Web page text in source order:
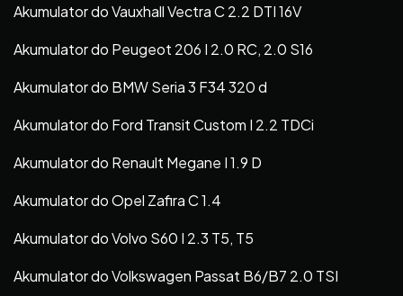
Akumulator do Vauxhall Vectra C 2.2 DTI 16V
Akumulator do Peugeot 206 I 2.0 RC, 2.0 S16
Akumulator do BMW Seria 3 F34 320 d
Akumulator do Ford Transit Custom I 2.2 TDCi
Akumulator do Renault Megane I 1.9 D
Akumulator do Opel Zafira C 1.4
Akumulator do Volvo S60 I 2.3 T5, T5
Akumulator do Volkswagen Passat B6/B7 2.0 TSI